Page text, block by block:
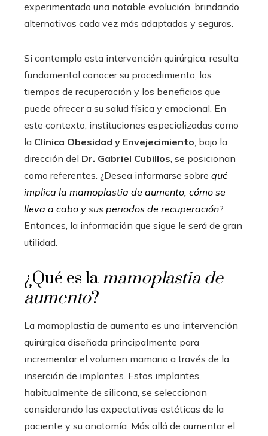
experimentado una notable evolución, brindando
alternativas cada vez más adaptadas y seguras.
Si contempla esta intervención quirúrgica, resulta
fundamental conocer su procedimiento, los
tiempos de recuperación y los beneficios que
puede ofrecer a su salud física y emocional. En
este contexto, instituciones especializadas como
la Clínica Obesidad y Envejecimiento, bajo la
dirección del Dr. Gabriel Cubillos, se posicionan
como referentes. ¿Desea informarse sobre qué
implica la mamoplastia de aumento, cómo se
lleva a cabo y sus periodos de recuperación?
Entonces, la información que sigue le será de gran
utilidad.
¿Qué es lamamoplastia de
aumento?
La mamoplastia de aumento es una intervención
quirúrgica diseñada principalmente para
incrementar el volumen mamario a través de la
inserción de implantes. Estos implantes,
habitualmente de silicona, se seleccionan
considerando las expectativas estéticas de la
paciente y su anatomía. Más allá de aumentar el